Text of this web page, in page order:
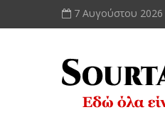
7 Αυγούστου 2026